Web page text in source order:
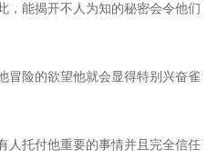
，能揭开不人为知的秘密会令他们
冒险的欲望他就会显得特别兴奋雀
人托付他重要的事情并且完全信任